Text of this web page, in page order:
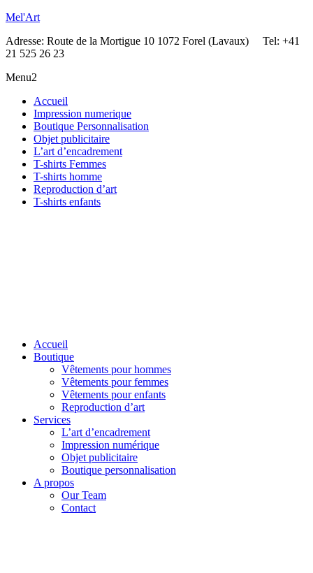
Mel'Art
Adresse: Route de la Mortigue 10 1072 Forel (Lavaux) Tel: +41
21 525 26 23
Menu2
Accueil
Impression numerique
Boutique Personnalisation
Objet publicitaire
L’art d’encadrement
T-shirts Femmes
T-shirts homme
Reproduction d’art
T-shirts enfants
Accueil
Boutique
Vêtements pour hommes
Vêtements pour femmes
Vêtements pour enfants
Reproduction d’art
Services
L’art d’encadrement
Impression numérique
Objet publicitaire
Boutique personnalisation
A propos
Our Team
Contact